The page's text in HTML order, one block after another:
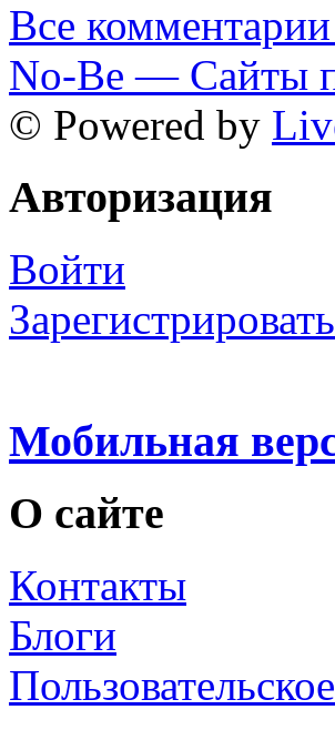
Все
No-Be — Сайты
© Powered by
Авторизация
Войти
Мобильная
О сайте
Контакты
Блоги